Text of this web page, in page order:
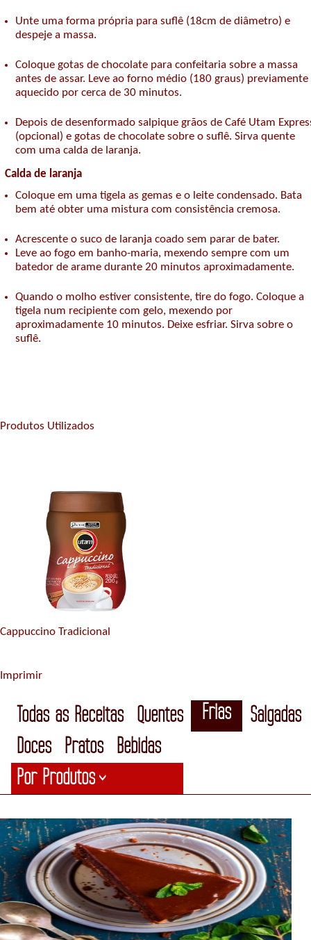
Unte uma forma própria para suflê (18cm de diâmetro) e
despeje a massa.
Coloque gotas de chocolate para confeitaria sobre a massa
antes de assar. Leve ao forno médio (180 graus) previamente
aquecido por cerca de 30 minutos.
Depois de desenformado salpique grãos de Café Utam
(opcional) e gotas de chocolate sobre o suflê. Sirva quente
com uma calda de laranja.
Calda de laranja
Coloque em uma tigela as gemas e o leite condensado. Bata
bem até obter uma mistura com consistência cremosa.
Acrescente o suco de laranja coado sem parar de bater.
Leve ao fogo em banho-maria, mexendo sempre com um
batedor de arame durante 20 minutos aproximadamente.
Quando o molho estiver consistente, tire do fogo. Coloque a
tigela num recipiente com gelo, mexendo por
aproximadamente 10 minutos. Deixe esfriar. Sirva sobre o
suflê.
Produtos Utilizados
Cappuccino Tradicional
Imprimir
Todas as Receitas Quentes Frias
Salgadas
Doces
Pratos
Bebidas
Por Produtos>